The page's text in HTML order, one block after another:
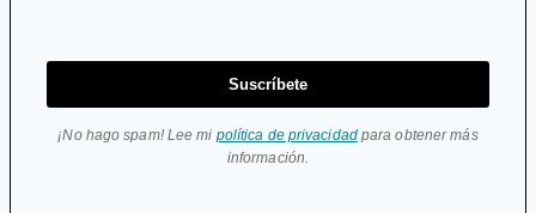
Suscríbete
¡No hago spam! Lee mi política de privacidadpara obtener más
información.